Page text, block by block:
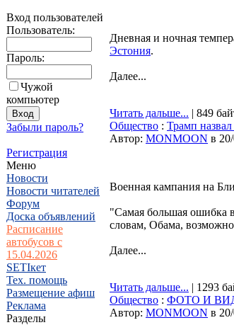
Вход пользователей
Пользователь:
Пароль:
Чужой
компьютер
Забыли пароль?
Регистрация
Меню
Новости
Новости читателей
Форум
Доска объявлений
Расписание
автобусов с
15.04.2026
SETIкет
Тех. помощь
Размещение афиш
Реклама
Разделы
Дневная и ночная
Эстония.
Далее...
Читать дальше... | 849
Общество : Трамп
Автор: MONMOON в
Военная кампания на
"Самая большая ошибка
словам, Обама,
Далее...
Читать дальше... | 1293
Общество : ФОТО И
Автор: MONMOON в